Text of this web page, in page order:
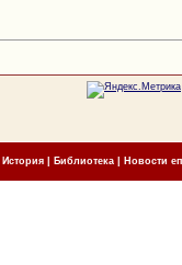
История| Библиотека Новости